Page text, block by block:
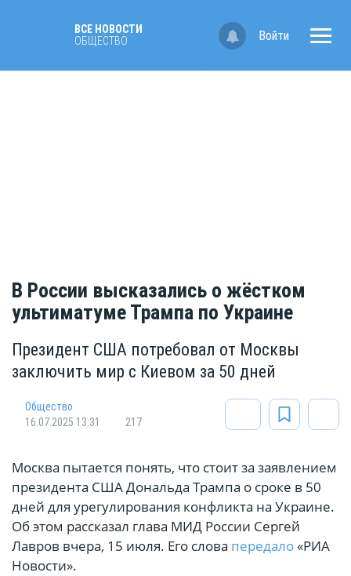
ВСЕ НОВОСТИ
ОБЩЕСТВО
Войти
В России высказались о жёстком
ультиматуме Трампа по Украине
Президент США потребовал от Москвы
заключить мир с Киевом за 50 дней
Общество
16.07.2025 13:31
217
Москва пытается понять, что стоит за заявлением
президента США Дональда Трампа о сроке в 50
дней для урегулирования конфликта на Украине.
Об этом рассказал глава МИД России Сергей
Лавров вчера, 15 июля. Его слова передало«РИА
Новости».